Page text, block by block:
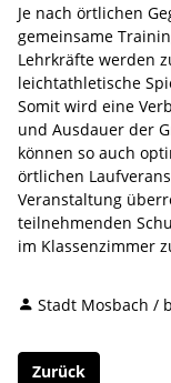
Je nach örtlichen
gemeinsame
Lehrkräfte werden
leichtathletische
Somit wird eine
und Ausdauer der
können so auch
örtlichen
Veranstaltung
teilnehmenden
im Klassenzimmer
Stadt Mosbach /
Zurück